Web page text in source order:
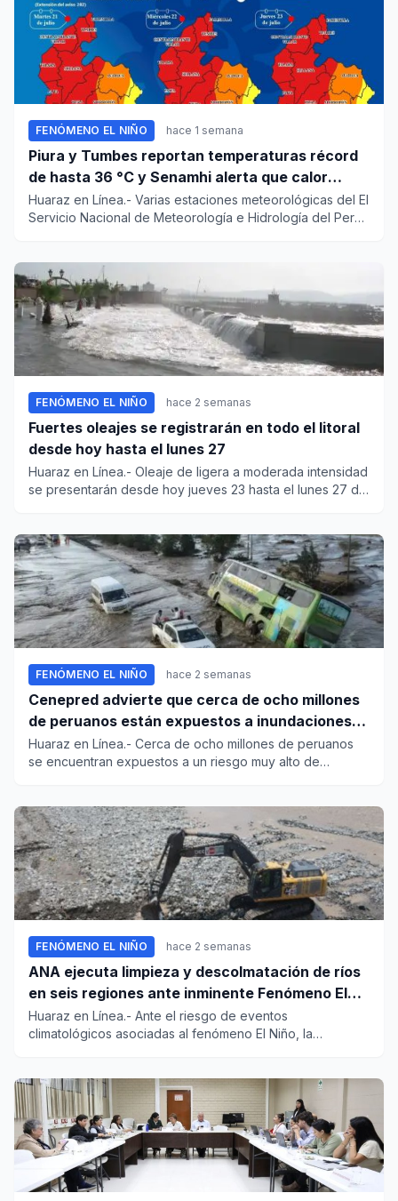
FENÓMENO EL NIÑO hace 1 semana
Piura y Tumbes reportan temperaturas récord
de hasta 36 °C y Senamhi alerta que calor
continuará
Huaraz en Línea.- Varias estaciones meteorológicas del El
Servicio Nacional de Meteorología e Hidrología del Perú
FENÓMENO EL NIÑO hace 2 semanas
Fuertes oleajes se registrarán en todo el litoral
desde hoy hasta el lunes 27
Huaraz en Línea.- Oleaje de ligera a moderada intensidad
se presentarán desde hoy jueves 23 hasta el lunes 27 de
FENÓMENO EL NIÑO hace 2 semanas
Cenepred advierte que cerca de ocho millones
de peruanos están expuestos a inundaciones
por “El Niño”
Huaraz en Línea.- Cerca de ocho millones de peruanos
se encuentran expuestos a un riesgo muy alto de
FENÓMENO EL NIÑO hace 2 semanas
ANA ejecuta limpieza y descolmatación de ríos
en seis regiones ante inminente Fenómeno El
Niño
Huaraz en Línea.- Ante el riesgo de eventos
climatológicos asociadas al fenómeno El Niño, la